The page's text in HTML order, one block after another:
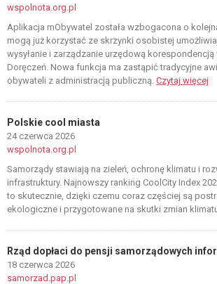
wspolnota.org.pl
Aplikacja mObywatel została wzbogacona o
mogą już korzystać ze skrzynki osobistej
wysyłanie i zarządzanie urzędową korespondencją
Doręczeń. Nowa funkcja ma zastąpić tradycyjne
obywateli z administracją publiczną. Czytaj więcej
Polskie cool miasta
24 czerwca 2026
wspolnota.org.pl
Samorządy stawiają na zieleń, ochronę klimatu i
infrastruktury. Najnowszy ranking CoolCity Index
to skutecznie, dzięki czemu coraz częściej są
ekologiczne i przygotowane na skutki zmian
Rząd dopłaci do pensji samorządowych
18 czerwca 2026
samorzad.pap.pl